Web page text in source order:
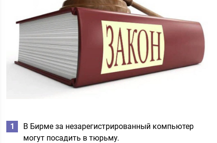
В Бирме за незарегистрированный компьютер
могут посадить в тюрьму.